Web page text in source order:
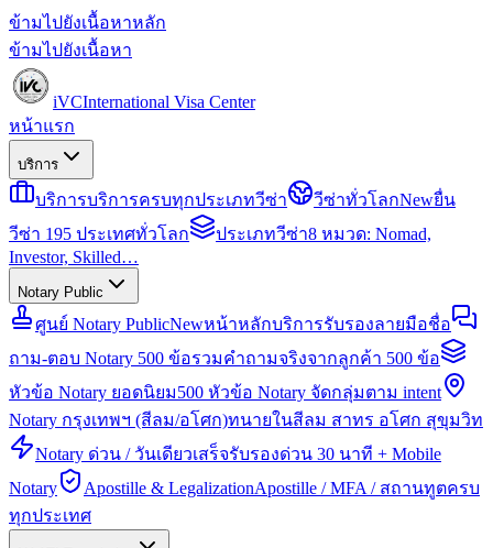
ข้ามไปยังเนื้อหาหลัก
ข้ามไปยังเนื้อหา
iVCInternational Visa Center
หน้าแรก
บริการ
บริการบริการครบทุกประเภทวีซ่า วีซ่าทั่วโลกNewยื่น
วีซ่า 195 ประเทศทั่วโลก
ประเภทวีซ่า8 หมวด: Nomad,
Investor, Skilled…
Notary Public
ศูนย์ Notary PublicNewหน้าหลักบริการรับรองลายมือชื่อ
ถาม-ตอบ Notary 500 ข้อรวมคำถามจริงจากลูกค้า 500 ข้อ
หัวข้อ Notary ยอดนิยม500 หัวข้อ Notary จัดกลุ่มตาม intent
Notary กรุงเทพฯ (สีลม/อโศก)ทนายในสีลม สาทร อโศก สุขุมวิท
Notary ด่วน / วันเดียวเสร็จรับรองด่วน 30 นาที + Mobile
Notary
Apostille & LegalizationApostille / MFA / สถานทูตครบ
ทุกประเทศ